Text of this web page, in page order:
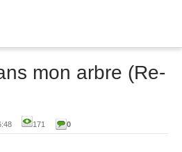
mon arbre (Re-
171 0